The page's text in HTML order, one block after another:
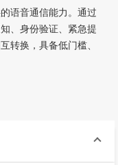
语音通信能力。通过
、身份验证、紧急提
转换，具备低门槛、